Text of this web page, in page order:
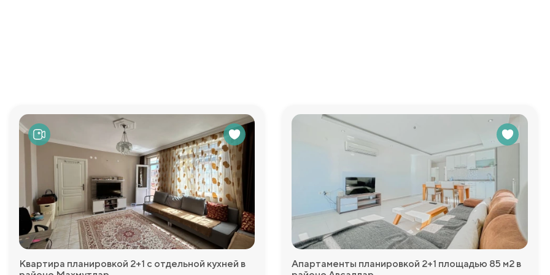
сад и зоны отдыха с барбекю и шезлонгами создают уютные места для
открытая парковка, открытый бассейн, теннисный корт, турецкий
и активного образа жизни.
которые у Вас возникнут и с удовольствием предоставим
Квартира планировкой 2+1 с отдельной кухней в
Апартаменты планировкой 2+1 площадью 85 м2 в